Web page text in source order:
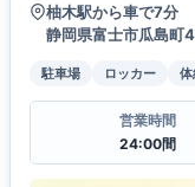
柚木駅から車で7分
静岡県富士市瓜島町
駐車場 ロッカー
営業時間
24:00間